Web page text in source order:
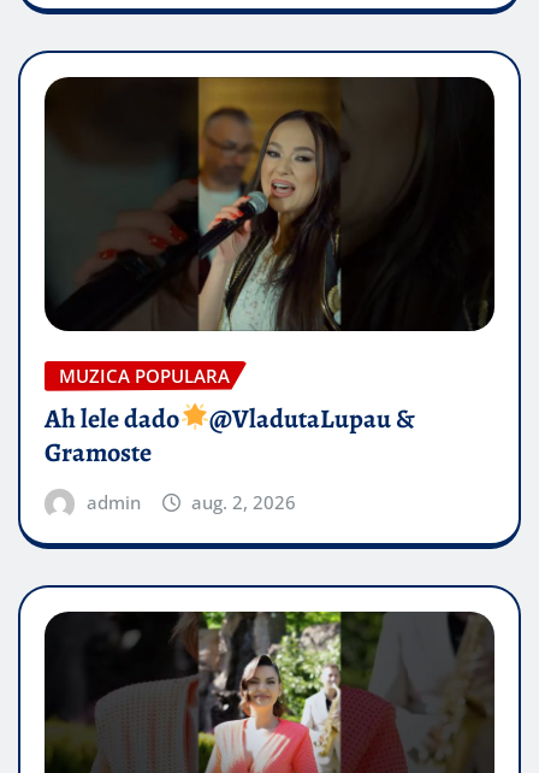
MUZICA POPULARA
Ah lele dado​
@VladutaLupau &
Gramoste
admin aug. 2, 2026